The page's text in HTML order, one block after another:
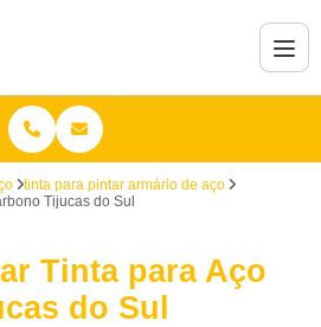
tinta para pintar armário de aço
Tijucas do Sul
Tinta para Aço
do Sul